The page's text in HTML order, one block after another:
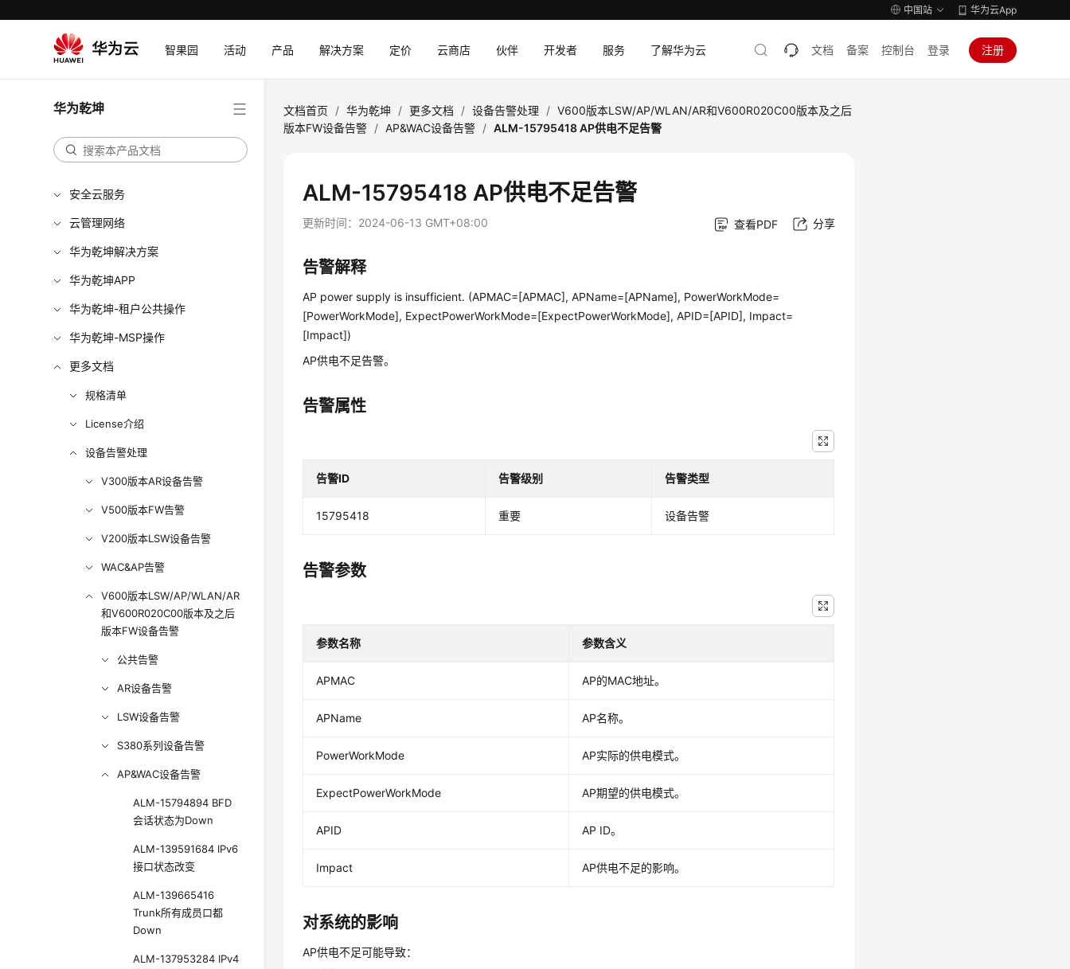
中国站 华为云App
智果园 活动 产品 解决方案 定价 云商店 伙伴 开发者 服务 了解华为云 文档 备案 控制台 登录 注册
华为乾坤
安全云服务
云管理网络
华为乾坤解决方案
华为乾坤APP
华为乾坤-租户公共操作
华为乾坤-MSP操作
更多文档
规格清单
License介绍
设备告警处理
V300版本AR设备告警
V500版本FW告警
V200版本LSW设备告警
WAC&AP告警
V600版本LSW/AP/WLAN/AR
和V600R020C00版本及之后
版本FW设备告警
公共告警
AR设备告警
LSW设备告警
S380系列设备告警
AP&WAC设备告警
ALM-15794894 BFD
会话状态为Down
ALM-139591684 IPv6
接口状态改变
ALM-139665416
Trunk所有成员口都
Down
ALM-137953284 IPv4
文档首页 / 华为乾坤 / 更多文档 / 设备告警处理 / V600版本LSW/AP/WLAN/AR和V600R020C00版本及之后
版本FW设备告警 / AP&WAC设备告警 / ALM-15795418 AP供电不足告警
ALM-15795418 AP供电不足告警
更新时间： 2024-06-13 GMT+08:00 查看PDF 分享
告警解释
AP power supply is insufficient. (APMAC=[APMAC], APName=[APName], PowerWorkMode=
[PowerWorkMode], ExpectPowerWorkMode=[ExpectPowerWorkMode], APID=[APID], Impact=
[Impact])
AP供电不足告警。
告警属性
告警ID 告警级别 告警类型
15795418 重要 设备告警
告警参数
参数名称 参数含义
APMAC AP的MAC地址。
APName AP名称。
PowerWorkMode AP实际的供电模式。
ExpectPowerWorkMode AP期望的供电模式。
APID AP ID。
Impact AP供电不足的影响。
对系统的影响
AP供电不足可能导致：